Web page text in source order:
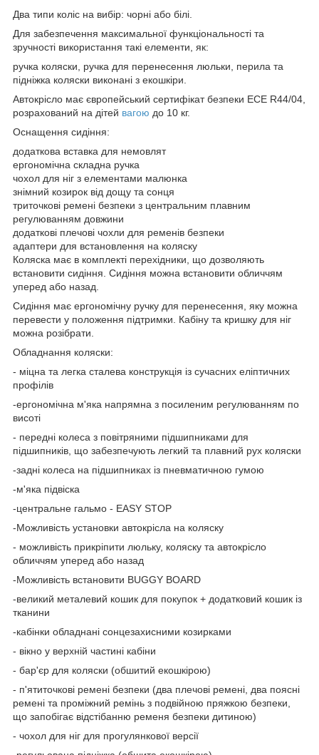
Два типи коліс на вибір: чорні або білі.
Для забезпечення максимальної функціональності та
зручності використання такі елементи, як:
ручка коляски, ручка для перенесення люльки, перила та
підніжка коляски виконані з екошкіри.
Автокрісло має європейський сертифікат безпеки ECE R44/04,
розрахований на дітей вагою до 10 кг.
Оснащення сидіння:
додаткова вставка для немовлят
ергономічна складна ручка
чохол для ніг з елементами малюнка
знімний козирок від дощу та сонця
триточкові ремені безпеки з центральним плавним
регулюванням довжини
додаткові плечові чохли для ременів безпеки
адаптери для встановлення на коляску
Коляска має в комплекті перехідники, що дозволяють
встановити сидіння. Сидіння можна встановити обличчям
уперед або назад.
Сидіння має ергономічну ручку для перенесення, яку можна
перевести у положення підтримки. Кабіну та кришку для ніг
можна розібрати.
Обладнання коляски:
- міцна та легка сталева конструкція із сучасних еліптичних
профілів
-ергономічна м'яка напрямна з посиленим регулюванням по
висоті
- передні колеса з повітряними підшипниками для
підшипників, що забезпечують легкий та плавний рух коляски
-задні колеса на підшипниках із пневматичною гумою
-м'яка підвіска
-центральне гальмо - EASY STOP
-Можливість установки автокрісла на коляску
- можливість прикріпити люльку, коляску та автокрісло
обличчям уперед або назад
-Можливість встановити BUGGY BOARD
-великий металевий кошик для покупок + додатковий кошик із
тканини
-кабінки обладнані сонцезахисними козирками
- вікно у верхній частині кабіни
- бар'єр для коляски (обшитий екошкірою)
- п'ятиточкові ремені безпеки (два плечові ремені, два поясні
ремені та проміжний ремінь з подвійною пряжкою безпеки,
що запобігає відстібанню ременя безпеки дитиною)
- чохол для ніг для прогулянкової версії